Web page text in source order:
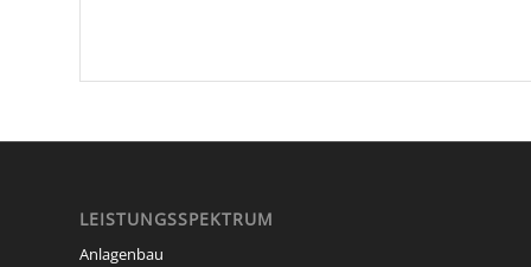
LEISTUNGSSPEKTRUM
Anlagenbau